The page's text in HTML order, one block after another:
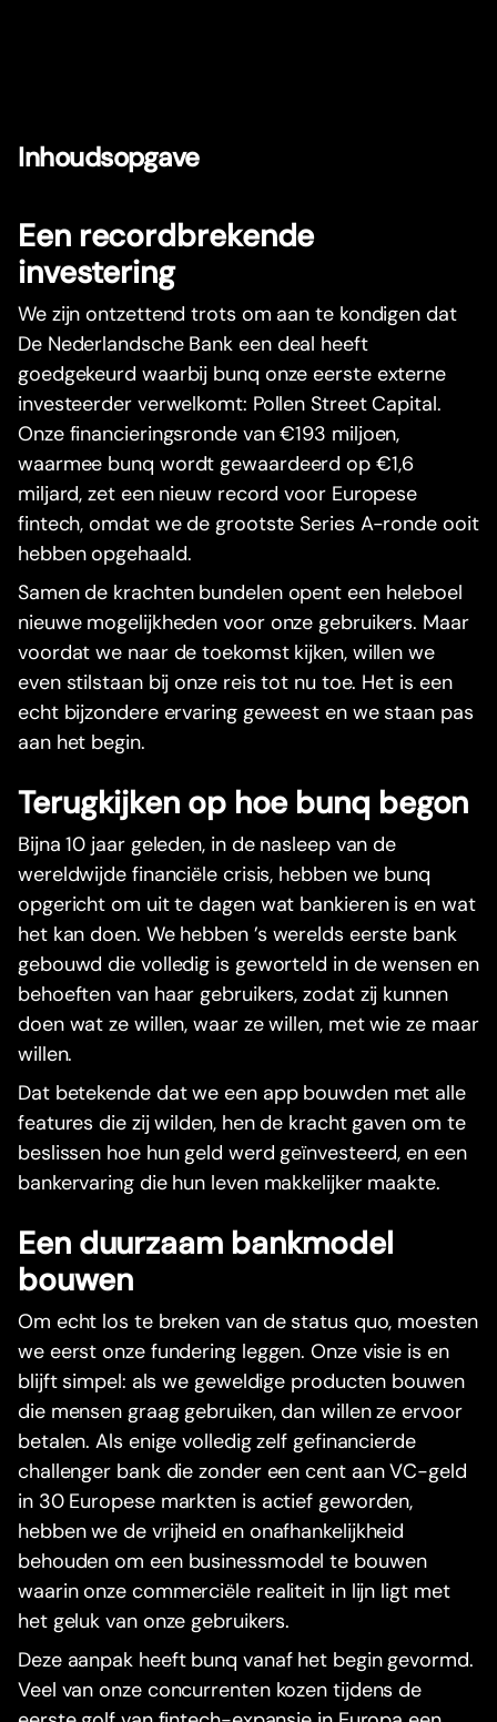
Inhoudsopgave
Een recordbrekende
investering
We zijn ontzettend trots om aan te kondigen dat
De Nederlandsche Bank een deal heeft
goedgekeurd waarbij bunq onze eerste externe
investeerder verwelkomt: Pollen Street Capital.
Onze financieringsronde van €193 miljoen,
waarmee bunq wordt gewaardeerd op €1,6
miljard, zet een nieuw record voor Europese
fintech, omdat we de grootste Series A-ronde ooit
hebben opgehaald.
Samen de krachten bundelen opent een heleboel
nieuwe mogelijkheden voor onze gebruikers. Maar
voordat we naar de toekomst kijken, willen we
even stilstaan bij onze reis tot nu toe. Het is een
echt bijzondere ervaring geweest en we staan pas
aan het begin.
Terugkijken op hoe bunq begon
Bijna 10 jaar geleden, in de nasleep van de
wereldwijde financiële crisis, hebben we bunq
opgericht om uit te dagen wat bankieren is en wat
het kan doen. We hebben ’s werelds eerste bank
gebouwd die volledig is geworteld in de wensen en
behoeften van haar gebruikers, zodat zij kunnen
doen wat ze willen, waar ze willen, met wie ze maar
willen.
Dat betekende dat we een app bouwden met alle
features die zij wilden, hen de kracht gaven om te
beslissen hoe hun geld werd geïnvesteerd, en een
bankervaring die hun leven makkelijker maakte.
Een duurzaam bankmodel
bouwen
Om echt los te breken van de status quo, moesten
we eerst onze fundering leggen. Onze visie is en
blijft simpel: als we geweldige producten bouwen
die mensen graag gebruiken, dan willen ze ervoor
betalen. Als enige volledig zelf gefinancierde
challenger bank die zonder een cent aan VC-geld
in 30 Europese markten is actief geworden,
hebben we de vrijheid en onafhankelijkheid
behouden om een businessmodel te bouwen
waarin onze commerciële realiteit in lijn ligt met
het geluk van onze gebruikers.
Deze aanpak heeft bunq vanaf het begin gevormd.
Veel van onze concurrenten kozen tijdens de